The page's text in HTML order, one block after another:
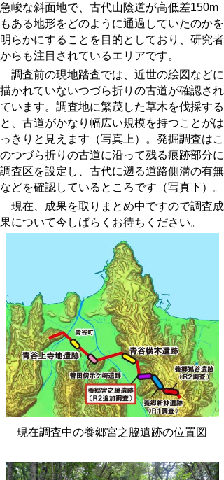
急峻な斜面地で、 古代山陰道が高低差150m
もある地形をどのように通過 していたのかを
明らかにすることを目的としており、研究者
からも注目されているエリアです。
調査前の現地踏査では、近世の絵図などに
描かれていないつづら折りの古道が確認され
ています。調査地に繁茂した草木を伐採する
と、古道がかなり幅広い規模を持つことがは
っきりと見えます（写真上）。発掘調査はこ
のつづら折りの古道に沿って残る痕跡部分に
調査区を設定し、古代に遡る道路側溝の有無
などを確認しているところです（写真下）。
現在、成果を取りまとめ中ですので調査成
果について今しばらくお待ちください。
現在調査中の養郷宮之脇遺跡の位置図